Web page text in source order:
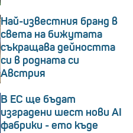
Най-известния бранд в
света на бижутата
съкращава дейността
си в родната си
Австрия
В ЕС ще бъдат
изградени шест нови АI
фабрики - eто къде